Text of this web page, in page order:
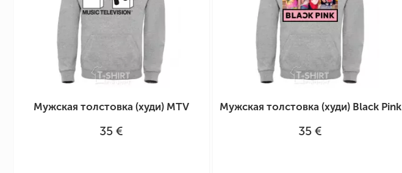
Мужская толстовка (худи) MTV
35 €
Мужская толстовка (худи) Black Pink
35 €